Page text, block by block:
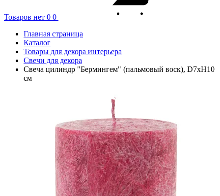
Товаров нет 0 0
Главная страница
Каталог
Товары для декора интерьера
Свечи для декора
Свеча цилиндр "Бермингем" (пальмовый воск), D7хН10
см